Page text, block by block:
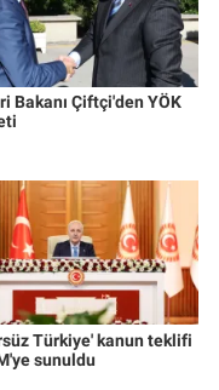
Bakanı Çiftçi'den YÖK
Türkiye' kanun teklifi
sunuldu